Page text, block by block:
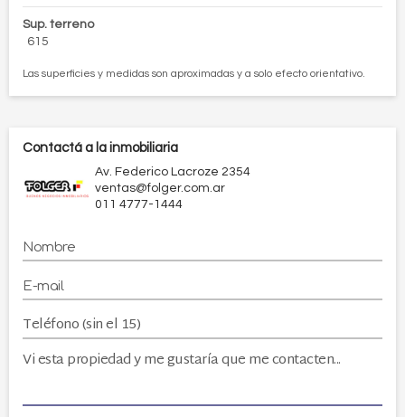
Sup. terreno
615
Las superficies y medidas son aproximadas y a solo efecto orientativo.
Contactá a la inmobiliaria
Av. Federico Lacroze 2354
ventas@folger.com.ar
011 4777-1444